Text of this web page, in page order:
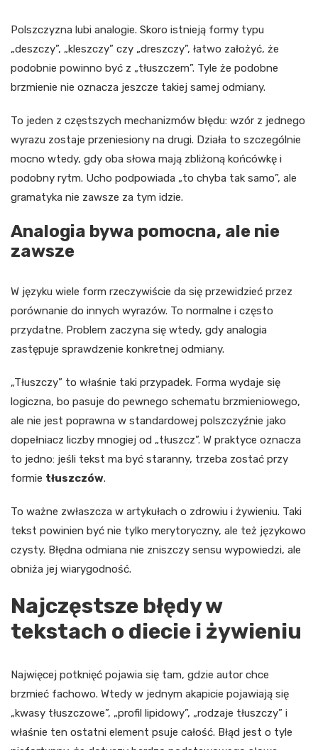
Polszczyzna lubi analogie. Skoro istnieją formy typu
„deszczy”, „kleszczy” czy „dreszczy”, łatwo założyć, że
podobnie powinno być z „tłuszczem”. Tyle że podobne
brzmienie nie oznacza jeszcze takiej samej odmiany.
To jeden z częstszych mechanizmów błędu: wzór z jednego
wyrazu zostaje przeniesiony na drugi. Działa to szczególnie
mocno wtedy, gdy oba słowa mają zbliżoną końcówkę i
podobny rytm. Ucho podpowiada „to chyba tak samo”, ale
gramatyka nie zawsze za tym idzie.
Analogia bywa pomocna, ale nie
zawsze
W języku wiele form rzeczywiście da się przewidzieć przez
porównanie do innych wyrazów. To normalne i często
przydatne. Problem zaczyna się wtedy, gdy analogia
zastępuje sprawdzenie konkretnej odmiany.
„Tłuszczy” to właśnie taki przypadek. Forma wydaje się
logiczna, bo pasuje do pewnego schematu brzmieniowego,
ale nie jest poprawna w standardowej polszczyźnie jako
dopełniacz liczby mnogiej od „tłuszcz”. W praktyce oznacza
to jedno: jeśli tekst ma być staranny, trzeba zostać przy
formie tłuszczów.
To ważne zwłaszcza w artykułach o zdrowiu i żywieniu. Taki
tekst powinien być nie tylko merytoryczny, ale też językowo
czysty. Błędna odmiana nie zniszczy sensu wypowiedzi, ale
obniża jej wiarygodność.
Najczęstsze błędy w
tekstach o diecie i żywieniu
Najwięcej potknięć pojawia się tam, gdzie autor chce
brzmieć fachowo. Wtedy w jednym akapicie pojawiają się
„kwasy tłuszczowe”, „profil lipidowy”, „rodzaje tłuszczy” i
właśnie ten ostatni element psuje całość. Błąd jest o tyle